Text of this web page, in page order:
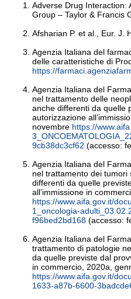
Adverse Drug Interaction:
Group – Taylor & Francis
Afsharian P. et al., Eur. J.
Agenzia Italiana del
delle caratteristiche di
https://
Agenzia Italiana del
nel trattamento delle
anche differenti da quelle
autorizzazione
novembre https://
9cb38dc3cf62 (accesso:
Agenzia Italiana del
nel trattamento dei tumori
differenti da quelle
all’immissione in
https://www.aifa.gov.it/
1_oncologia-
f96bed2bd168 (accesso:
Agenzia Italiana del
trattamento di patologie
da quelle previste dal
in commercio, 2020a,
https://www.aifa.gov.it/
1633-a87b-6600-